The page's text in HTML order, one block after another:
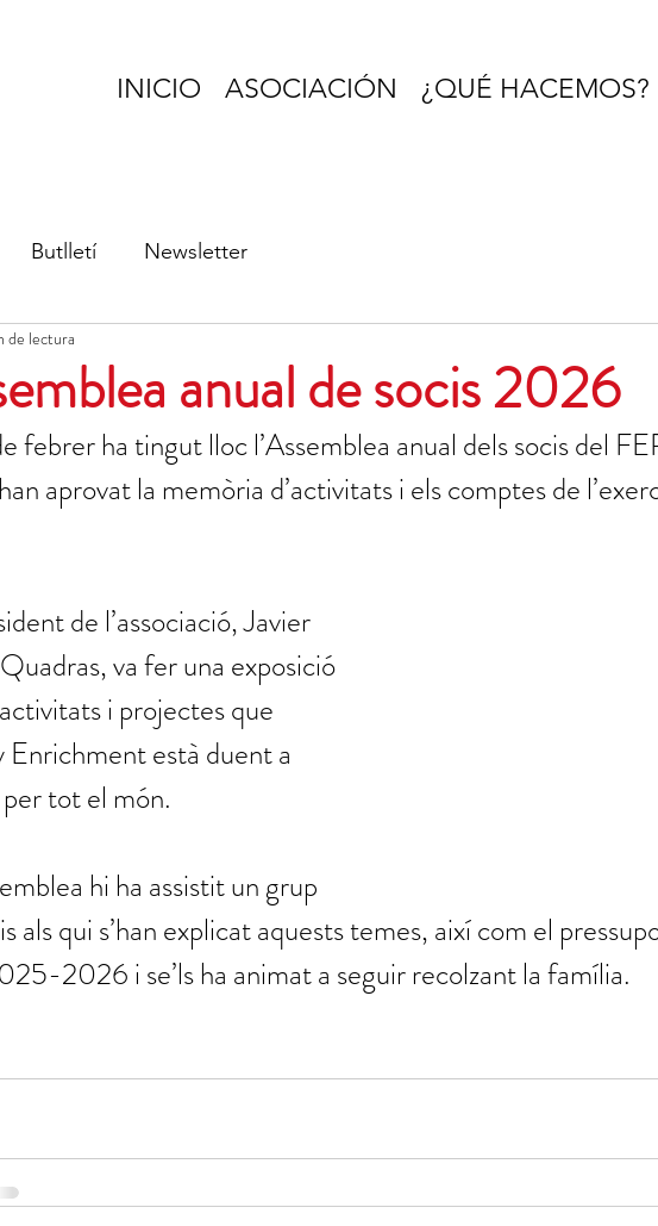
INICIO ASOCIACIÓN ¿QUÉ HACEMOS?
Butlletí Newsletter
anual de socis 2026
de lectura
febrer ha tingut lloc l’Assemblea anual dels socis del
aprovat la memòria d’activitats i els comptes de
de l’associació, Javier
va fer una exposició
i projectes que
Enrichment està duent a
tot el món.
hi ha assistit un grup
als qui s’han explicat aquests temes, així com el
2026 i se’ls ha animat a seguir recolzant la família.